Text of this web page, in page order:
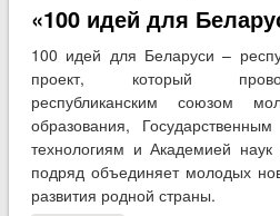
«100 идей для
100 идей для Беларуси –
проект, который
республиканским союзом
образования,
технологиям и Академией
подряд объединяет молодых
развития родной страны.